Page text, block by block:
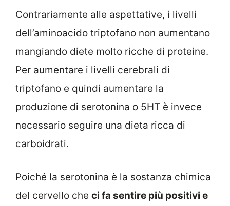
Contrariamente alle aspettative, i livelli
dell’aminoacido triptofano non aumentano
mangiando diete molto ricche di proteine.
Per aumentare i livelli cerebrali di
triptofano e quindi aumentare la
produzione di serotonina o 5HT è invece
necessario seguire una dieta ricca di
carboidrati.
Poiché la serotonina è la sostanza chimica
del cervello che ci fa sentire più positivi e